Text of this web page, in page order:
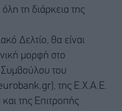
τη διάρκεια της
Δελτίο, θα είναι
μορφή στο
Συμβούλου του
της Ε.Χ.Α.Ε.
της Επιτροπής